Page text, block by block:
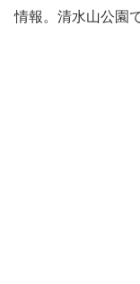
情報。清水山公園